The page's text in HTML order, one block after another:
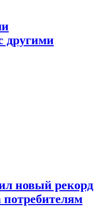
другими
новый рекорд
потребителям